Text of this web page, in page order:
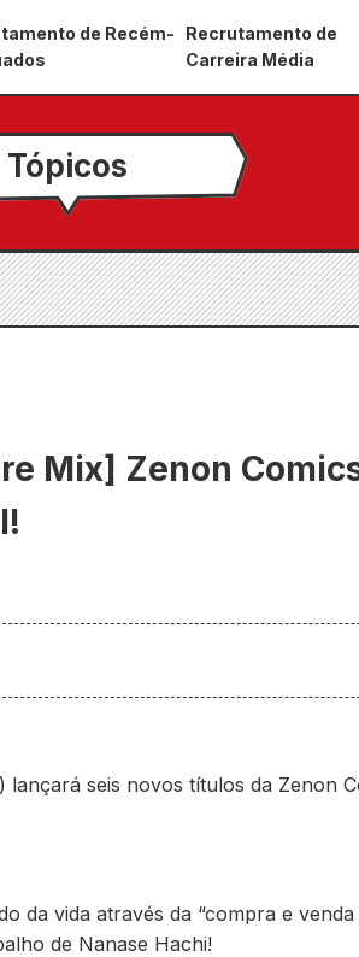
de Recém-
Recrutamento de
Carreira Média
Tópicos
Mix] Zenon
seis novos títulos da Zenon
da vida através da “compra e venda
de Nanase Hachi!